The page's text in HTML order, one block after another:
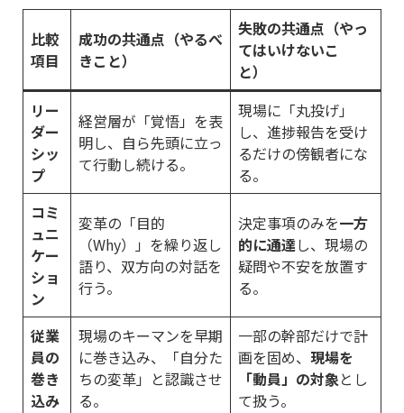
比較
項目
成功の共通点（やるべ
きこと）
失敗の共通点（やっ
てはいけないこ
と）
リー
ダー
シッ
プ
経営層が「覚悟」を表
明し、自ら先頭に立っ
て行動し続ける。
現場に「丸投げ」
し、進捗報告を受け
るだけの傍観者にな
る。
コミ
ュニ
ケー
ショ
ン
変革の「目的
（Why）」を繰り返し
語り、双方向の対話を
行う。
決定事項のみを一方
的に通達し、現場の
疑問や不安を放置す
る。
従業
員の
巻き
込み
現場のキーマンを早期
に巻き込み、「自分た
ちの変革」と認識させ
る。
一部の幹部だけで計
画を固め、 現場を
「動員」の対象とし
て扱う。